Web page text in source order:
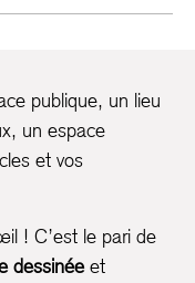
publique, un lieu
un espace
et vos
! C’est le pari de
dessinéeet